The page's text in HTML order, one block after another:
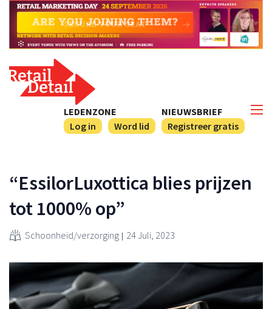
NIEUWSBRIEF
Registreer gratis
LEDENZONE
Log in
Word lid
“EssilorLuxottica blies prijzen
tot 1000% op”
Schoonheid/verzorging 24 Juli, 2023